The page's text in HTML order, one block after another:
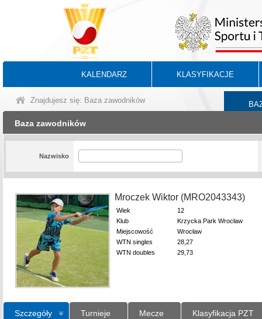
KALENDARZ KLASYFIKACJE
Znajdujesz się: Baza zawodników
Baza zawodników
Nazwisko
Mroczek Wiktor (MRO2043343)
Wiek
12
Klub
Krzycka Park Wrocław
Miejscowość
Wrocław
WTN singles
28,27
WTN doubles
29,73
Szczegóły Turnieje Mecze Klasyfikacja PZT